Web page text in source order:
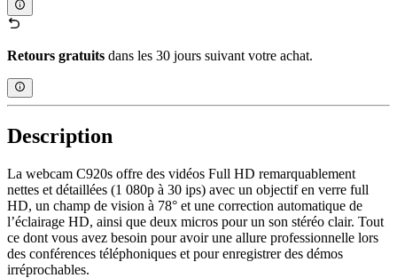
Retours gratuits dans les 30 jours suivant votre achat.
Description
La webcam C920s offre des vidéos Full HD remarquablement
nettes et détaillées (1 080p à 30 ips) avec un objectif en verre full
HD, un champ de vision à 78° et une correction automatique de
l’éclairage HD, ainsi que deux micros pour un son stéréo clair. Tout
ce dont vous avez besoin pour avoir une allure professionnelle lors
des conférences téléphoniques et pour enregistrer des démos
irréprochables.